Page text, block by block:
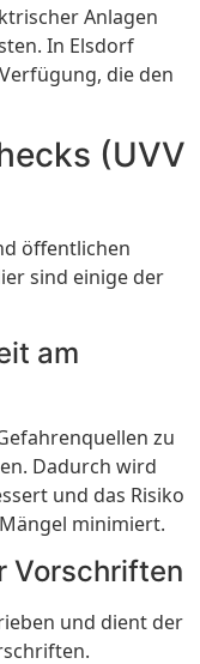
Anlagen
In Elsdorf
die den
(UVV
öffentlichen
sind einige der
am
zu
Dadurch wird
und das Risiko
minimiert.
Vorschriften
und dient der